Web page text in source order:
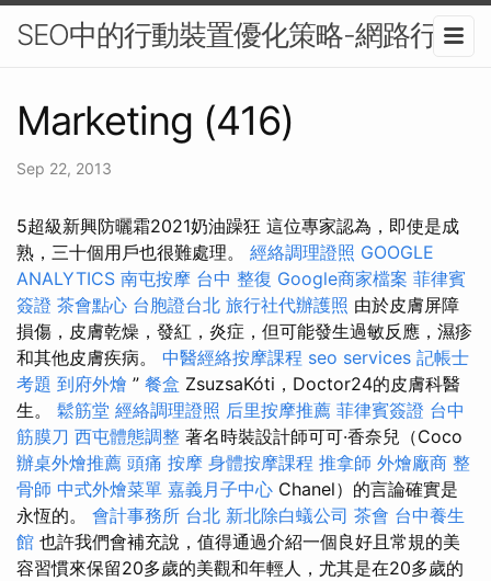
SEO中的行動裝置優化策略-網路行銷
Marketing (416)
Sep 22, 2013
5超級新興防曬霜2021奶油躁狂 這位專家認為，即使是成
熟，三十個用戶也很難處理。 經絡調理證照 GOOGLE
ANALYTICS 南屯按摩 台中 整復 Google商家檔案 菲律賓
簽證 茶會點心 台胞證台北 旅行社代辦護照 由於皮膚屏障
損傷，皮膚乾燥，發紅，炎症，但可能發生過敏反應，濕疹
和其他皮膚疾病。 中醫經絡按摩課程 seo services 記帳士
考題 到府外燴 ” 餐盒 ZsuzsaKóti，Doctor24的皮膚科醫
生。 鬆筋堂 經絡調理證照 后里按摩推薦 菲律賓簽證 台中
筋膜刀 西屯體態調整 著名時裝設計師可可·香奈兒（Coco
辦桌外燴推薦 頭痛 按摩 身體按摩課程 推拿師 外燴廠商 整
骨師 中式外燴菜單 嘉義月子中心 Chanel）的言論確實是
永恆的。 會計事務所 台北 新北除白蟻公司 茶會 台中養生
館 也許我們會補充說，值得通過介紹一個良好且常規的美
容習慣來保留20多歲的美觀和年輕人，尤其是在20多歲的